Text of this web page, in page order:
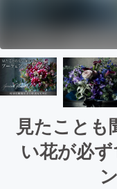
見たことも
い花が必